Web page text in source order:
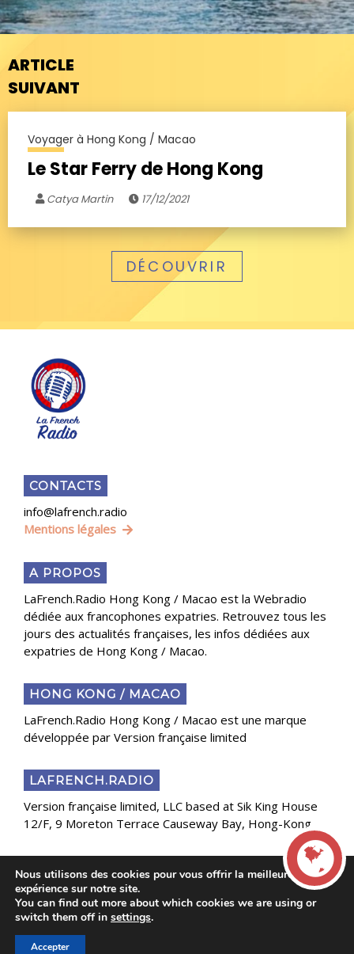
ARTICLE
SUIVANT
Voyager à Hong Kong / Macao
Le Star Ferry de Hong Kong
Catya Martin 17/12/2021
DÉCOUVRIR
CONTACTS
info@lafrench.radio
Mentions légales
A PROPOS
LaFrench.Radio Hong Kong / Macao est la Webradio
dédiée aux francophones expatries. Retrouvez tous les
jours des actualités françaises, les infos dédiées aux
expatries de Hong Kong / Macao.
HONG KONG / MACAO
LaFrench.Radio Hong Kong / Macao est une marque
développée par Version française limited
LAFRENCH.RADIO
Version française limited, LLC based at Sik King House
12/F, 9 Moreton Terrace Causeway Bay, Hong-Kong
Copyright 2025 Presse Généraliste des Français de
l’Étranger
LIVE
Nous utilisons des cookies pour vous offrir la meilleure
expérience sur notre site.
You can find out more about which cookies we are using or
switch them off in settings.
Accepter